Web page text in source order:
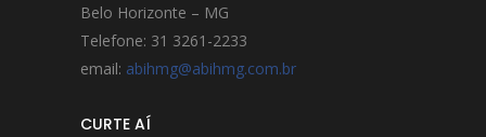
Belo Horizonte – MG
Telefone: 31 3261-2233
email: abihmg@abihmg.com.br
CURTE AÍ